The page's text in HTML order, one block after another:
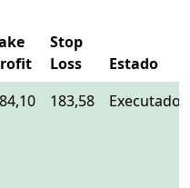
Stop
Loss
Estado
183,58 Executado